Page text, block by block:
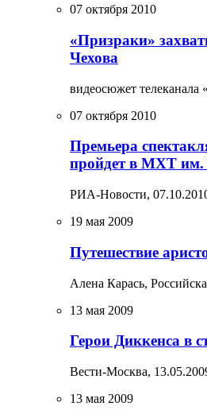
07 октября 2010
«Призраки»
Чехова
видеосюжет телеканала
07 октября 2010
Премьера
пройдет в МХТ им.
РИА-Новости,
19 мая 2009
Путешествие
Алена Карась,
13 мая 2009
Герои Диккенса в
Вести-Москва,
13 мая 2009